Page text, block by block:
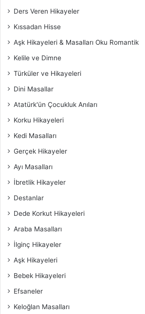
Ders Veren Hikayeler
Kıssadan Hisse
Aşk Hikayeleri & Masalları Oku Romantik
Kelile ve Dimne
Türküler ve Hikayeleri
Dini Masallar
Atatürk'ün Çocukluk Anıları
Korku Hikayeleri
Kedi Masalları
Gerçek Hikayeler
Ayı Masalları
İbretlik Hikayeler
Destanlar
Dede Korkut Hikayeleri
Araba Masalları
İlginç Hikayeler
Aşk Hikayeleri
Bebek Hikayeleri
Efsaneler
Keloğlan Masalları